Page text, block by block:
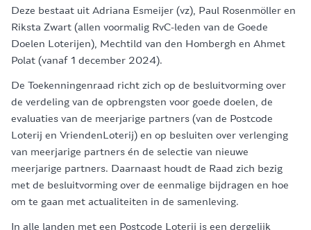
Deze bestaat uit Adriana Esmeijer (vz), Paul Rosenmöller en
Riksta Zwart (allen voormalig RvC-leden van de Goede
Doelen Loterijen), Mechtild van den Hombergh en Ahmet
Polat (vanaf 1 december 2024).
De Toekenningenraad richt zich op de besluitvorming over
de verdeling van de opbrengsten voor goede doelen, de
evaluaties van de meerjarige partners (van de Postcode
Loterij en VriendenLoterij) en op besluiten over verlenging
van meerjarige partners én de selectie van nieuwe
meerjarige partners. Daarnaast houdt de Raad zich bezig
met de besluitvorming over de eenmalige bijdragen en hoe
om te gaan met actualiteiten in de samenleving.
In alle landen met een Postcode Loterij is een dergelijk